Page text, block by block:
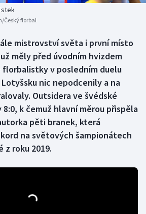
Český florbal
mistrovství světa i první místo
měly před úvodním hvizdem
v posledním duelu
nic nepodcenily a na
Outsidera ve švédské
k čemuž hlavní měrou přispěla
pěti branek, která
na světových šampionátech
z roku 2019.